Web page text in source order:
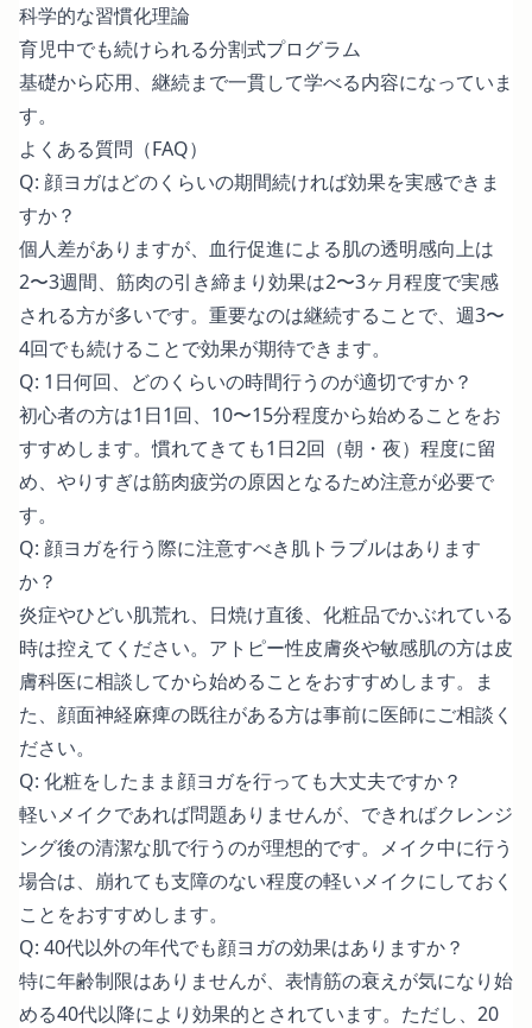
科学的な習慣化理論
育児中でも続けられる分割式プログラム
基礎から応用、継続まで一貫して学べる内容になっていま
す。
よくある質問（FAQ）
Q: 顔ヨガはどのくらいの期間続ければ効果を実感できま
すか？
個人差がありますが、血行促進による肌の透明感向上は
2〜3週間、筋肉の引き締まり効果は2〜3ヶ月程度で実感
される方が多いです。重要なのは継続することで、週3〜
4回でも続けることで効果が期待できます。
Q: 1日何回、どのくらいの時間行うのが適切ですか？
初心者の方は1日1回、10〜15分程度から始めることをお
すすめします。慣れてきても1日2回（朝・夜）程度に留
め、やりすぎは筋肉疲労の原因となるため注意が必要で
す。
Q: 顔ヨガを行う際に注意すべき肌トラブルはあります
か？
炎症やひどい肌荒れ、日焼け直後、化粧品でかぶれている
時は控えてください。アトピー性皮膚炎や敏感肌の方は皮
膚科医に相談してから始めることをおすすめします。ま
た、顔面神経麻痺の既往がある方は事前に医師にご相談く
ださい。
Q: 化粧をしたまま顔ヨガを行っても大丈夫ですか？
軽いメイクであれば問題ありませんが、できればクレンジ
ング後の清潔な肌で行うのが理想的です。メイク中に行う
場合は、崩れても支障のない程度の軽いメイクにしておく
ことをおすすめします。
Q: 40代以外の年代でも顔ヨガの効果はありますか？
特に年齢制限はありませんが、表情筋の衰えが気になり始
める40代以降により効果的とされています。ただし、20